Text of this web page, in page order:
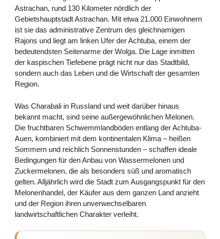
Astrachan, rund 130 Kilometer nördlich der
Gebietshauptstadt Astrachan. Mit etwa 21.000 Einwohnern
ist sie das administrative Zentrum des gleichnamigen
Rajons und liegt am linken Ufer der Achtuba, einem der
bedeutendsten Seitenarme der Wolga. Die Lage inmitten
der kaspischen Tiefebene prägt nicht nur das Stadtbild,
sondern auch das Leben und die Wirtschaft der gesamten
Region.
Was Charabali in Russland und weit darüber hinaus
bekannt macht, sind seine außergewöhnlichen Melonen.
Die fruchtbaren Schwemmlandböden entlang der Achtuba-
Auen, kombiniert mit dem kontinentalen Klima – heißen
Sommern und reichlich Sonnenstunden – schaffen ideale
Bedingungen für den Anbau von Wassermelonen und
Zuckermelonen, die als besonders süß und aromatisch
gelten. Alljährlich wird die Stadt zum Ausgangspunkt für den
Melonenhandel, der Käufer aus dem ganzen Land anzieht
und der Region ihren unverwechselbaren
landwirtschaftlichen Charakter verleiht.